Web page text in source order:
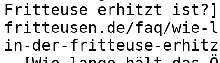
Fritteuse erhitzt
fritteusen.de/faq/wie-
in-der-fritteuse-